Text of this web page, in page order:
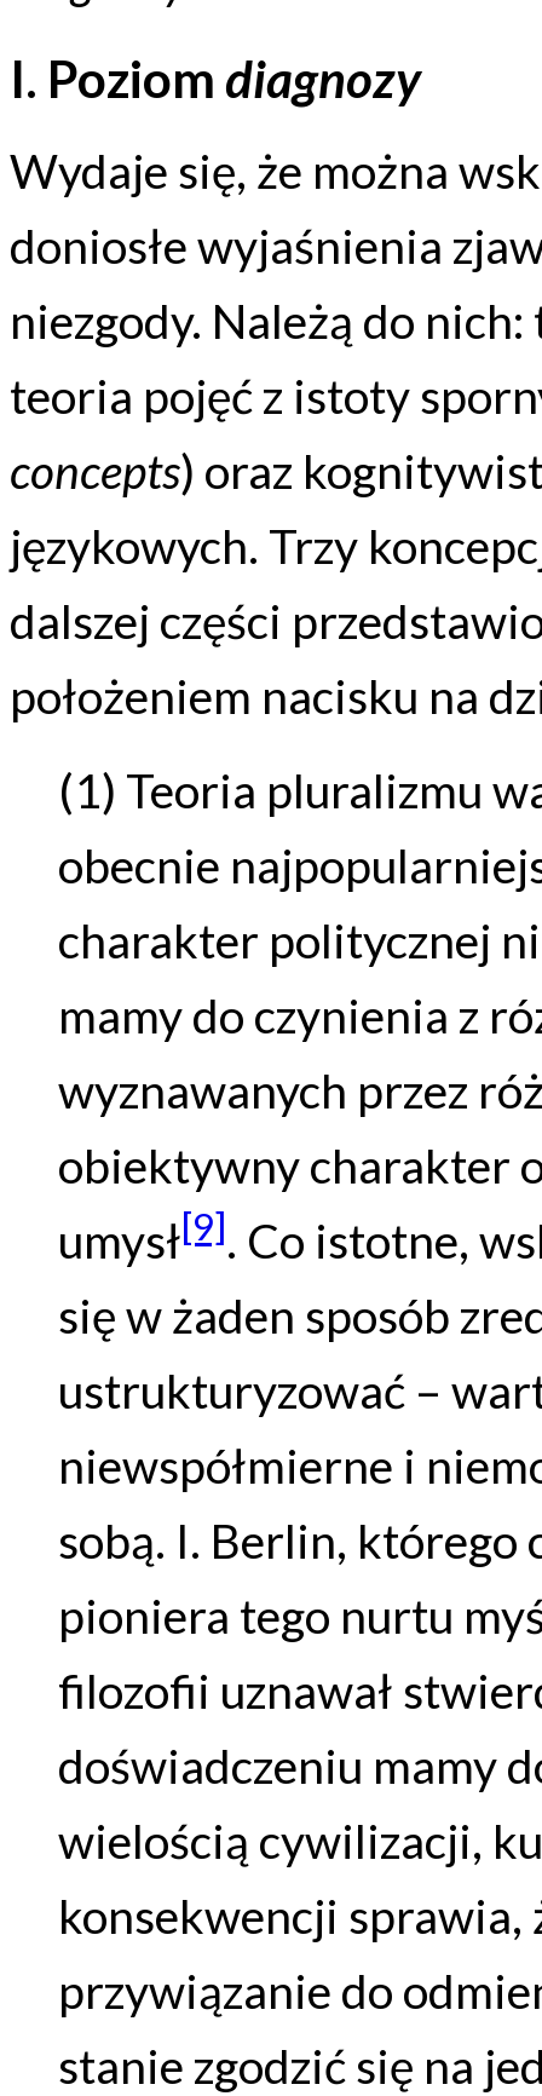
I. Poziom diagnozy
Wydaje się, że można
doniosłe wyjaśnienia
niezgody. Należą do
teoria pojęć z istoty
concepts) oraz
językowych. Trzy
dalszej części
położeniem nacisku na
(1) Teoria pluralizmu
obecnie
charakter politycznej
mamy do czynienia z
wyznawanych przez
obiektywny charakter
umysł[9]. Co istotne,
się w żaden sposób
ustrukturyzować –
niewspółmierne i
sobą. I. Berlin, którego
pioniera tego nurtu
filozofii uznawał
doświadczeniu mamy
wielością cywilizacji,
konsekwencji sprawia,
przywiązanie do
stanie zgodzić się na